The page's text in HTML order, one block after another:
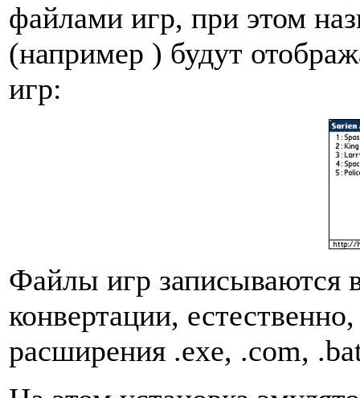
файлами игр, при этом
(например ) будут
игр:
Файлы игр записываются
конвертации,
расширения .exe, .com,